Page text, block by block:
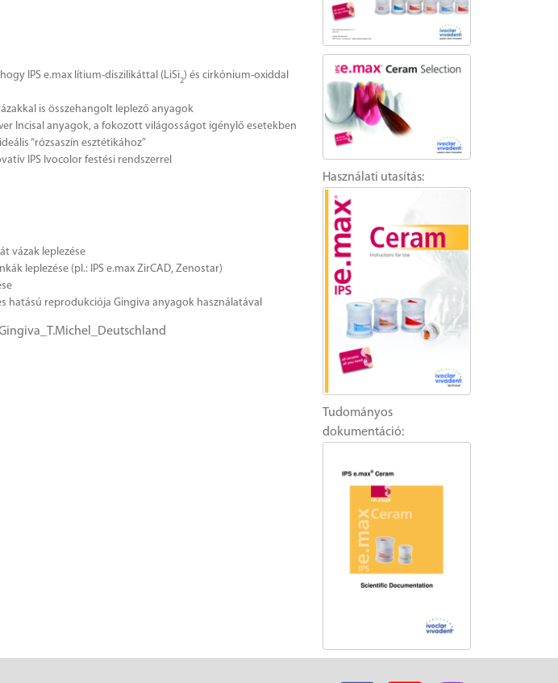
IPS e.max lítium-diszilikáttal (LiSi2) és cirkónium-oxiddal
is összehangolt leplező anyagok
Incisal anyagok, a fokozott világosságot igénylő esetekben
“rózsaszín esztétikához”
IPS Ivocolor festési rendszerrel
vázak leplezése
leplezése (pl.: IPS e.max ZirCAD, Zenostar)
hatású reprodukciója Gingiva anyagok használatával
Használati utasítás:
Tudományos
dokumentáció: